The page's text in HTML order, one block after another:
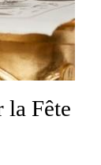
la Fête